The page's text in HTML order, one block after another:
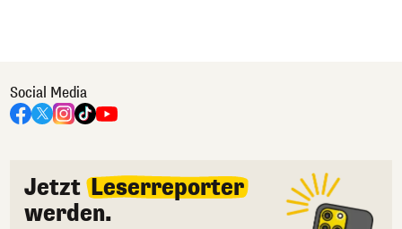
Social Media
Jetzt Leserreporter
werden.